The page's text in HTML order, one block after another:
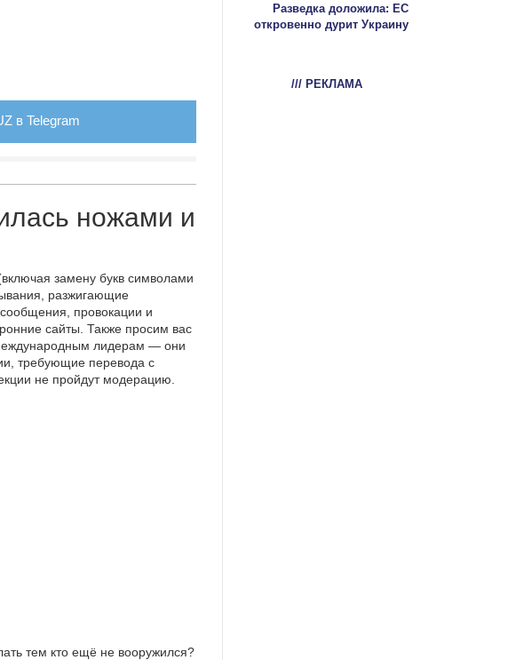
в Telegram
ножами и
замену букв символами
разжигающие
провокации и
сайты. Также просим вас
лидерам — они
требующие перевода с
не пройдут модерацию.
тем кто ещё не вооружился?
Разведка доложила: ЕС
откровенно дурит Украину
/// РЕКЛАМА